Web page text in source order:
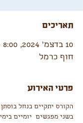
תאריכים
10 בדצמ׳ 2024, 8:00 – 15:00
חוף כרמל
פרטי האירוע
הקורס יתקיים בנחל
בשני מפגשים  יומיים בימי שלישי